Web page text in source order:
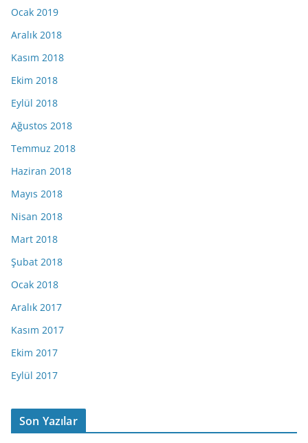
Ocak 2019
Aralık 2018
Kasım 2018
Ekim 2018
Eylül 2018
Ağustos 2018
Temmuz 2018
Haziran 2018
Mayıs 2018
Nisan 2018
Mart 2018
Şubat 2018
Ocak 2018
Aralık 2017
Kasım 2017
Ekim 2017
Eylül 2017
Son Yazılar